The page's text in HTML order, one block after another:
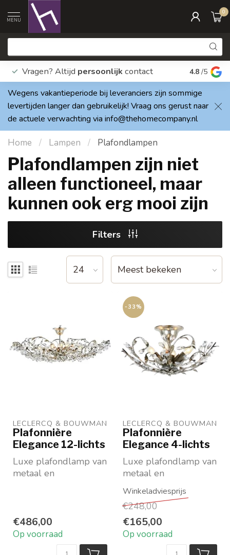
MENU
0
Vragen? Altijd persoonlijk contact Elke dag
4.8 /5
Wegens vakantieperiode bij leveranciers zijn sommige
levertijden langer dan gebruikelijk! Vraag ons gerust naar
de actuele verwachting via info@thehomecompany.nl
Home / Lampen / Plafondlampen
Plafondlampen zijn niet
alleen functioneel, maar
kunnen ook erg mooi zijn
Filters
LECLERCQ & BOUWMAN
Plafonnière
Elegance 12-lichts
Luxe plafondlamp van
metaal en
€486,00
Op voorraad
-33%
LECLERCQ & BOUWMAN
Plafonnière
Elegance 4-lichts
Luxe plafondlamp van
metaal en
kristalglaspegels
Voor 4 sfeerlampjes
(E14)
Maa...
€248,00
€165,00
Op voorraad